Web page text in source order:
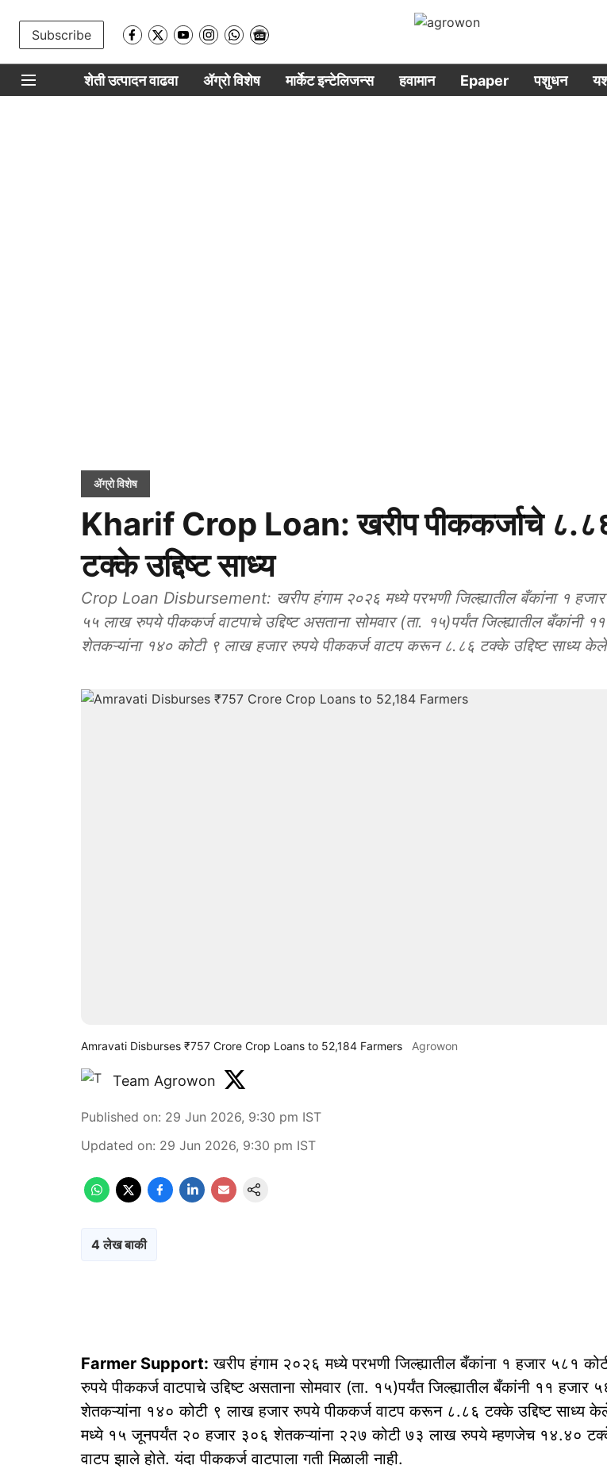
Subscribe
शेती उत्पादन वाढवा ॲग्रो विशेष मार्केट इन्टेलिजन्स हवामान Epaper पशुधन
ॲग्रो विशेष
Kharif Crop Loan: खरीप पीककर्जाचे
टक्के उद्दिष्ट साध्य
Crop Loan Disbursement: खरीप हंगाम २०२६ मध्ये परभणी जिल्ह्यातील बँकांना १
५५ लाख रुपये पीककर्ज वाटपाचे उद्दिष्ट असताना सोमवार (ता. १५)पर्यंत जिल्ह्यातील बँकांनी
शेतकऱ्यांना १४० कोटी ९ लाख हजार रुपये पीककर्ज वाटप करून ८.८६ टक्के उद्दिष्ट साध्य
Amravati Disburses ₹757 Crore Crop Loans to 52,184 Farmers Agrowon
Team Agrowon
Published on: 29 Jun 2026, 9:30 pm IST
Updated on: 29 Jun 2026, 9:30 pm IST
4 लेख बाकी
Farmer Support: खरीप हंगाम २०२६ मध्ये परभणी जिल्ह्यातील बँकांना १ हजार ५८१
रुपये पीककर्ज वाटपाचे उद्दिष्ट असताना सोमवार (ता. १५)पर्यंत जिल्ह्यातील बँकांनी ११ हजार
शेतकऱ्यांना १४० कोटी ९ लाख हजार रुपये पीककर्ज वाटप करून ८.८६ टक्के उद्दिष्ट साध्य
मध्ये १५ जूनपर्यंत २० हजार ३०६ शेतकऱ्यांना २२७ कोटी ७३ लाख रुपये म्हणजेच १४.४०
वाटप झाले होते. यंदा पीककर्ज वाटपाला गती मिळाली नाही.